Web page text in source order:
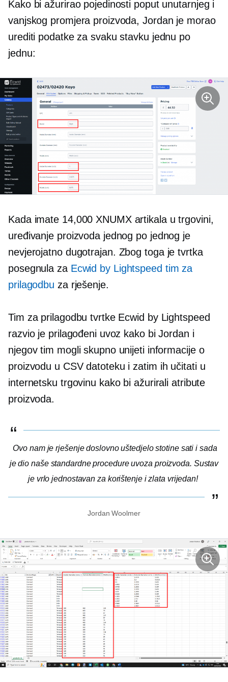
Kako bi ažurirao pojedinosti poput unutarnjeg i
vanjskog promjera proizvoda, Jordan je morao
urediti podatke za svaku stavku jednu po
jednu:
Kada imate 14,000 XNUMX artikala u trgovini,
uređivanje proizvoda jednog po jednog je
nevjerojatno dugotrajan. Zbog toga je tvrtka
posegnula za Ecwid by Lightspeed tim za
prilagodbu za rješenje.
Tim za prilagodbu tvrtke Ecwid by Lightspeed
razvio je prilagođeni uvoz kako bi Jordan i
njegov tim mogli skupno unijeti informacije o
proizvodu u CSV datoteku i zatim ih učitati u
internetsku trgovinu kako bi ažurirali atribute
proizvoda.
Ovo nam je rješenje doslovno uštedjelo stotine sati i sada
je dio naše standardne procedure uvoza proizvoda. Sustav
je vrlo jednostavan za korištenje i zlata vrijedan!
Jordan Woolmer